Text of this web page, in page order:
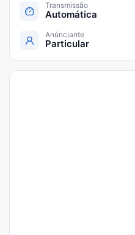
Transmissão
Automática
Anúnciante
Particular